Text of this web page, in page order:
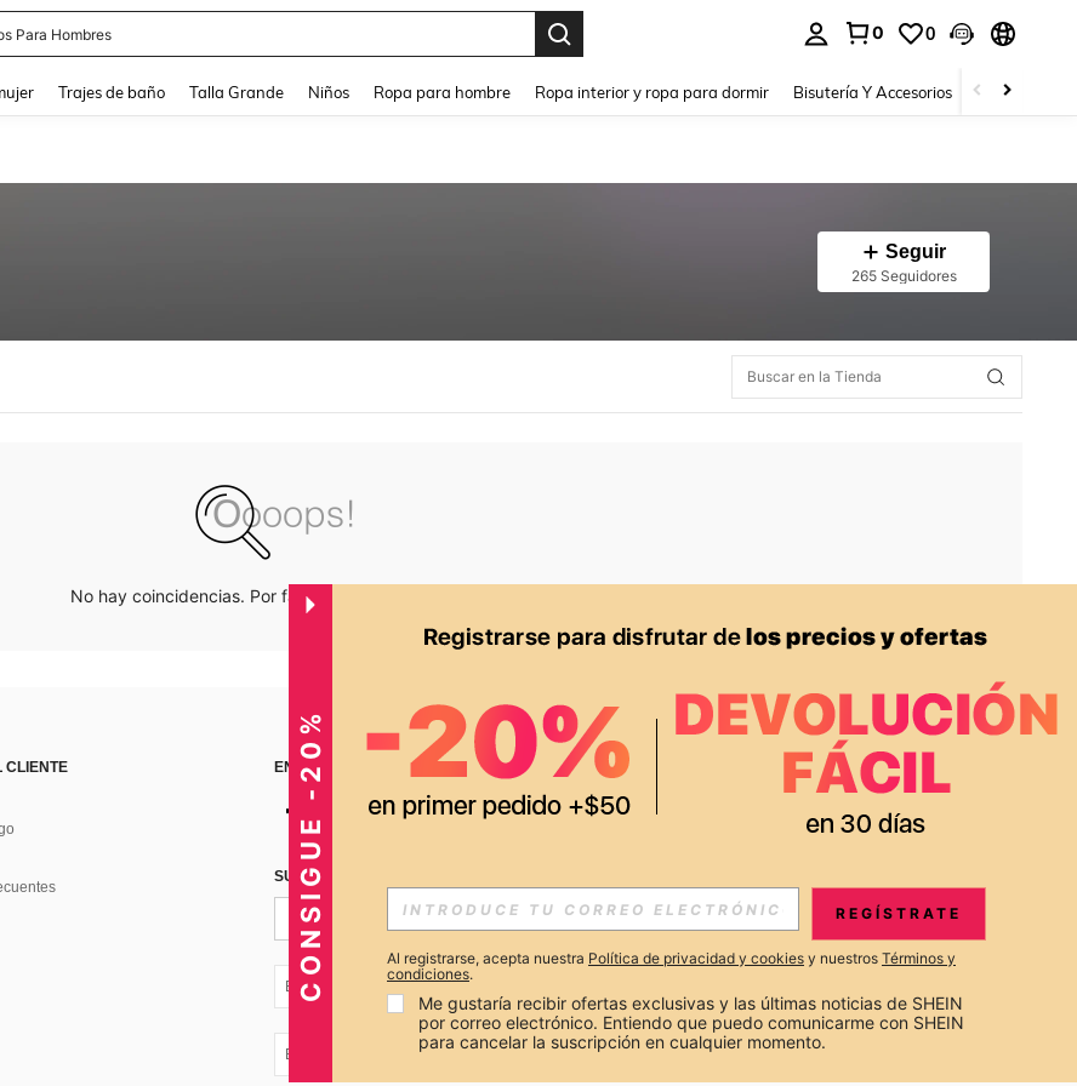
Para Hombres
0 0
Trajes de baño Talla Grande Niños Ropa para hombre Ropa interior y ropa para dormir Bisutería Y Accesorios Zapatos
Seguir
265 Seguidores
No hay coincidencias. Por favor inténtalo de nuevo.
CLIENTE
ENCUÉNTRANOS EN APP
SUSCRÍBETE PARA RECIBIR OFERTAS EXCLUSIVAS, PROMOCIONES Y NOTICIAS DE SHEIN
Suscribir
EC + 593
EC + 593
CONSIGUE -20% REGÍSTRATE
Al registrarse, acepta nuestra Política de privacidad y cookies y nuestros Términos y
condiciones.
Me gustaría recibir ofertas exclusivas y las últimas noticias de SHEIN
por correo electrónico. Entiendo que puedo comunicarme con SHEIN
para cancelar la suscripción en cualquier momento.